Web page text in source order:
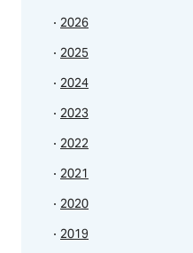
2026
2025
2024
2023
2022
2021
2020
2019